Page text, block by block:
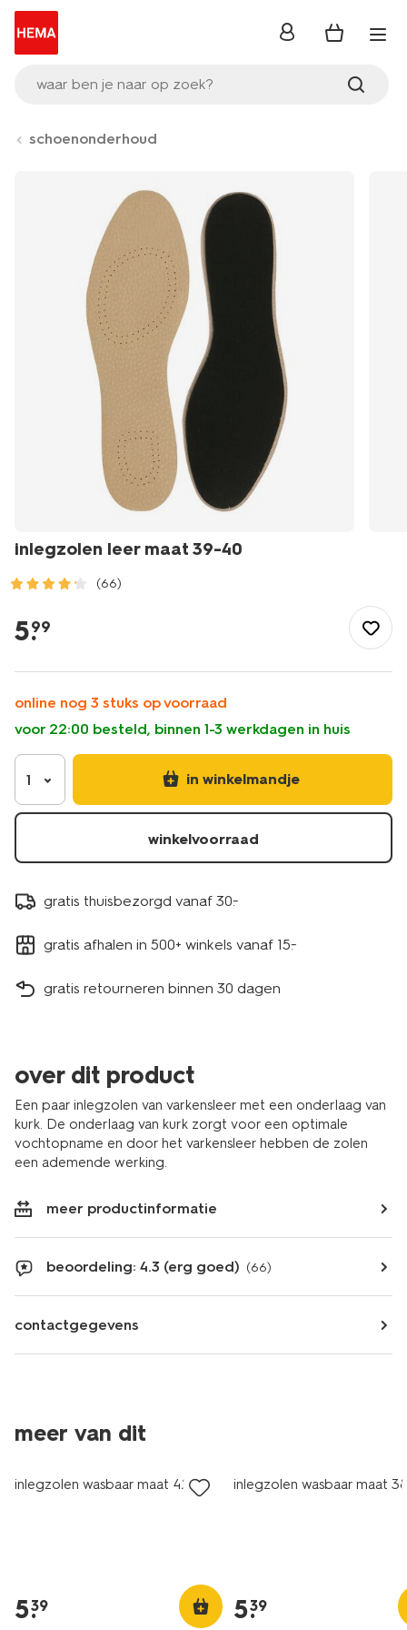
waar ben je naar op zoek?
inloggen
schoenonderhoud
inlegzolen leer maat 39-40
(66)
slapen/huishouden/schoenonderhoud/inlegzolen-
leer-
39-
40-
20500054.html
5.
99
online nog 3 stuks op voorraad
voor 22:00 besteld, binnen 1-3 werkdagen in huis
1 in winkelmandje
winkelvoorraad
gratis thuisbezorgd vanaf 30.-
gratis afhalen in 500+ winkels vanaf 15.-
gratis retourneren binnen 30 dagen
over dit product
Een paar inlegzolen van varkensleer met een onderlaag van
kurk. De onderlaag van kurk zorgt voor een optimale
vochtopname en door het varkensleer hebben de zolen
een ademende werking.
meer productinformatie
beoordeling: 4.3 (erg goed) (66)
contactgegevens
meer van dit
inlegzolen wasbaar maat 42-43
5.
39
inlegzolen wasbaar maat
5.
39